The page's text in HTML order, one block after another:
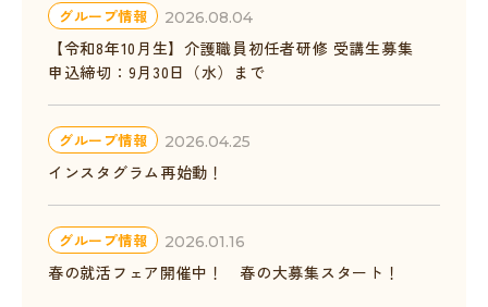
グループ情報 2026.08.04
【令和8年10月生】介護職員初任者研修 受講生募集
申込締切：9月30日（水）まで
グループ情報 2026.04.25
インスタグラム再始動！
グループ情報 2026.01.16
春の就活フェア開催中！ 春の大募集スタート！